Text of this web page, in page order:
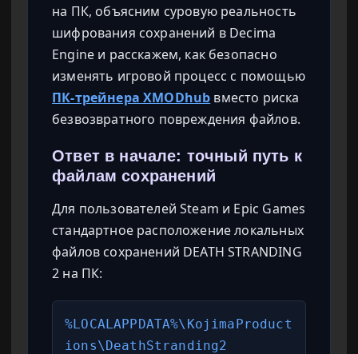
на ПК, объясним суровую реальность
шифрования сохранений в Decima
Engine и расскажем, как безопасно
изменять игровой процесс с помощью
ПК-трейнера XMODhub вместо риска
безвозвратного повреждения файлов.
Ответ в начале: точный путь к
файлам сохранений
Для пользователей Steam и Epic Games
стандартное расположение локальных
файлов сохранений DEATH STRANDING
2 на ПК:
%LOCALAPPDATA%\KojimaProduct
ions\DeathStranding2